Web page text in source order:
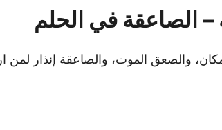
الصاعقة في الحلم
والصعق الموت، والصاعقة إنذار لمن